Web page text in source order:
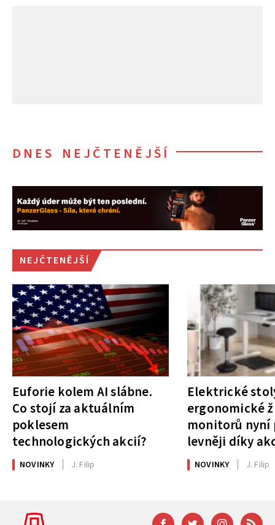
DNES NEJČTENĚJŠÍ
NEJČTENĚJŠÍ
Euforie kolem AI slábne.
Co stojí za aktuálním
poklesem
technologických akcií?
NOVINKY J. Filip
Elektrické
ergonomické
monitorů
levněji díky
NOVINKY J. Filip